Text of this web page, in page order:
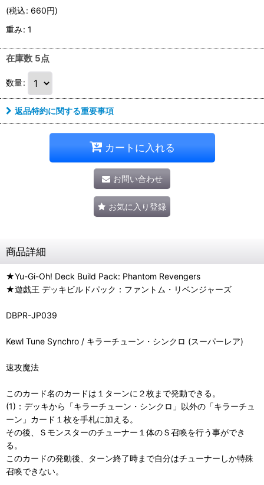
(税込: 660円)
重み: 1
在庫数 5点
数量:
返品特約に関する重要事項
カートに入れる
お問い合わせ
お気に入り登録
商品詳細
★Yu-Gi-Oh! Deck Build Pack: Phantom Revengers
★遊戯王 デッキビルドパック：ファントム・リベンジャーズ
DBPR-JP039
Kewl Tune Synchro / キラーチューン・シンクロ (スーパーレア)
速攻魔法
このカード名のカードは１ターンに２枚まで発動できる。
(1)：デッキから「キラーチューン・シンクロ」以外の「キラーチュ
ーン」カード１枚を手札に加える。
その後、Ｓモンスターのチューナー１体のＳ召喚を行う事ができ
る。
このカードの発動後、ターン終了時まで自分はチューナーしか特殊
召喚できない。